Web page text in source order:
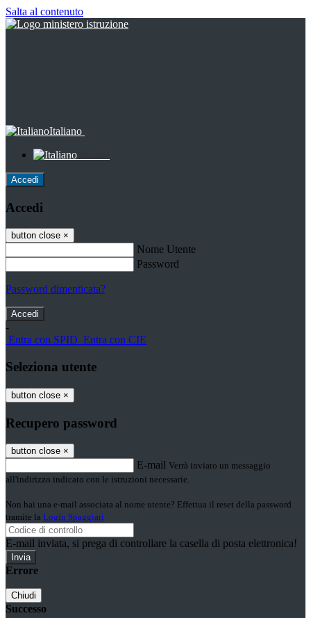
Salta al contenuto
Italiano
Accedi
Accedi
button close ×
Nome Utente
Password
Password dimenticata?
-
Entra con SPID Entra con CIE
Seleziona utente
button close ×
Recupero password
button close ×
E-mail Verrà inviato un messaggio
all'indirizzo indicato con le istruzioni necessarie.
Non hai una e-mail associata al nome utente? Effettua il reset della password
tramite la Login Spaggiari
E-mail inviata, si prega di controllare la casella di posta elettronica!
Errore
Chiudi
Successo